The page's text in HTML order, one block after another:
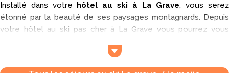
Installé dans votre hôtel au ski à La Grave, vous serez
étonné par la beauté de ses paysages montagnards. Depuis
votre hôtel au ski pas cher à La Grave vous pourrez vous
de 130 cascades de glace dans le pays de la Meije, en plus du
kite surf! Depuis votre hôtel au ski à La Grave, découvrez